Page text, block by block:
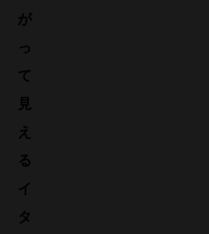
が
っ
て
見
え
る
イ
タ